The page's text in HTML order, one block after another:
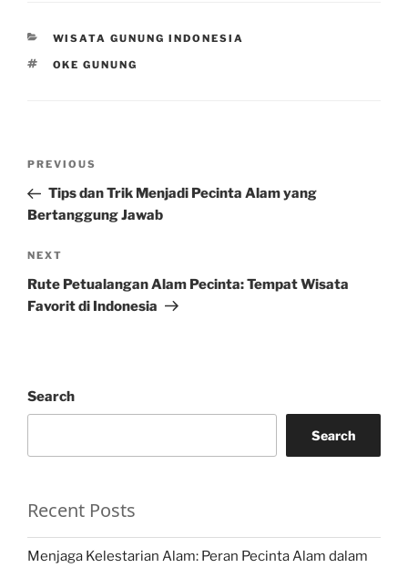
CATEGORIES
WISATA GUNUNG INDONESIA
TAGS
OKE GUNUNG
Previous
Post
PREVIOUS
Tips dan Trik Menjadi Pecinta Alam yang
Bertanggung Jawab
Next
Post
NEXT
Rute Petualangan Alam Pecinta: Tempat Wisata
Favorit di Indonesia
Search
Search
Recent Posts
Menjaga Kelestarian Alam: Peran Pecinta Alam dalam